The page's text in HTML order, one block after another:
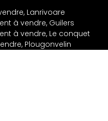
Lanrivoare
à vendre, Guilers
à vendre, Le conquet
Plougonvelin